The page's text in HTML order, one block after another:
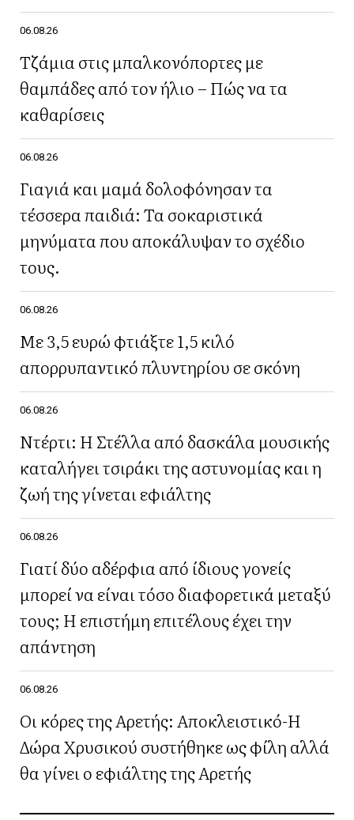
06.08.26
Τζάμια στις μπαλκονόπορτες με
θαμπάδες από τον ήλιο – Πώς να τα
καθαρίσεις
06.08.26
Γιαγιά και μαμά δολοφόνησαν τα
τέσσερα παιδιά: Τα σοκαριστικά
μηνύματα που αποκάλυψαν το σχέδιο
τους.
06.08.26
Με 3,5 ευρώ φτιάξτε 1,5 κιλό
απορρυπαντικό πλυντηρίου σε σκόνη
06.08.26
Ντέρτι: Η Στέλλα από δασκάλα μουσικής
καταλήγει τσιράκι της αστυνομίας και η
ζωή της γίνεται εφιάλτης
06.08.26
Γιατί δύο αδέρφια από ίδιους γονείς
μπορεί να είναι τόσο διαφορετικά μεταξύ
τους; Η επιστήμη επιτέλους έχει την
απάντηση
06.08.26
Οι κόρες της Αρετής: Αποκλειστικό-Η
Δώρα Χρυσικού συστήθηκε ως φίλη αλλά
θα γίνει ο εφιάλτης της Αρετής